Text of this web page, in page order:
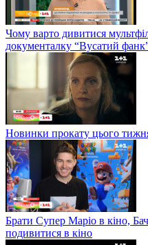
Чому варто дивитися
документалку “Вусатий
Новинки прокату цього
Брати Супер Маріо в кіно,
подивитися в кіно